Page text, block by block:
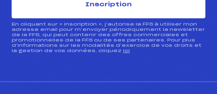
Inscription
En cliquant sur « inscription », j’autorise la FFS à utiliser mon
adresse email pour m’envoyer périodiquement la newsletter
de la FFS, qui peut contenir des offres commerciales et
promotionnelles de la FFS ou de ses partenaires. Pour plus
d’informations sur les modalités d’exercice de vos droits et
la gestion de vos données, cliquez ici